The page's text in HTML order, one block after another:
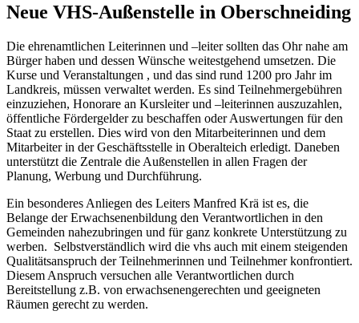
Neue VHS-Außenstelle in Oberschneiding
Die ehrenamtlichen Leiterinnen und –leiter sollten das Ohr nahe am
Bürger haben und dessen Wünsche weitestgehend umsetzen. Die
Kurse und Veranstaltungen , und das sind rund 1200 pro Jahr im
Landkreis, müssen verwaltet werden. Es sind Teilnehmergebühren
einzuziehen, Honorare an Kursleiter und –leiterinnen auszuzahlen,
öffentliche Fördergelder zu beschaffen oder Auswertungen für den
Staat zu erstellen. Dies wird von den Mitarbeiterinnen und dem
Mitarbeiter in der Geschäftsstelle in Oberalteich erledigt. Daneben
unterstützt die Zentrale die Außenstellen in allen Fragen der
Planung, Werbung und Durchführung.
Ein besonderes Anliegen des Leiters Manfred Krä ist es, die
Belange der Erwachsenenbildung den Verantwortlichen in den
Gemeinden nahezubringen und für ganz konkrete Unterstützung zu
werben. Selbstverständlich wird die vhs auch mit einem steigenden
Qualitätsanspruch der Teilnehmerinnen und Teilnehmer konfrontiert.
Diesem Anspruch versuchen alle Verantwortlichen durch
Bereitstellung z.B. von erwachsenengerechten und geeigneten
Räumen gerecht zu werden.